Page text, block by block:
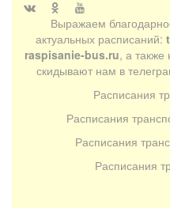
Выражаем
актуальных расписаний:
raspisanie-bus.ru, а также
скидывают нам в
Расписания
Расписания
Расписания
Расписания